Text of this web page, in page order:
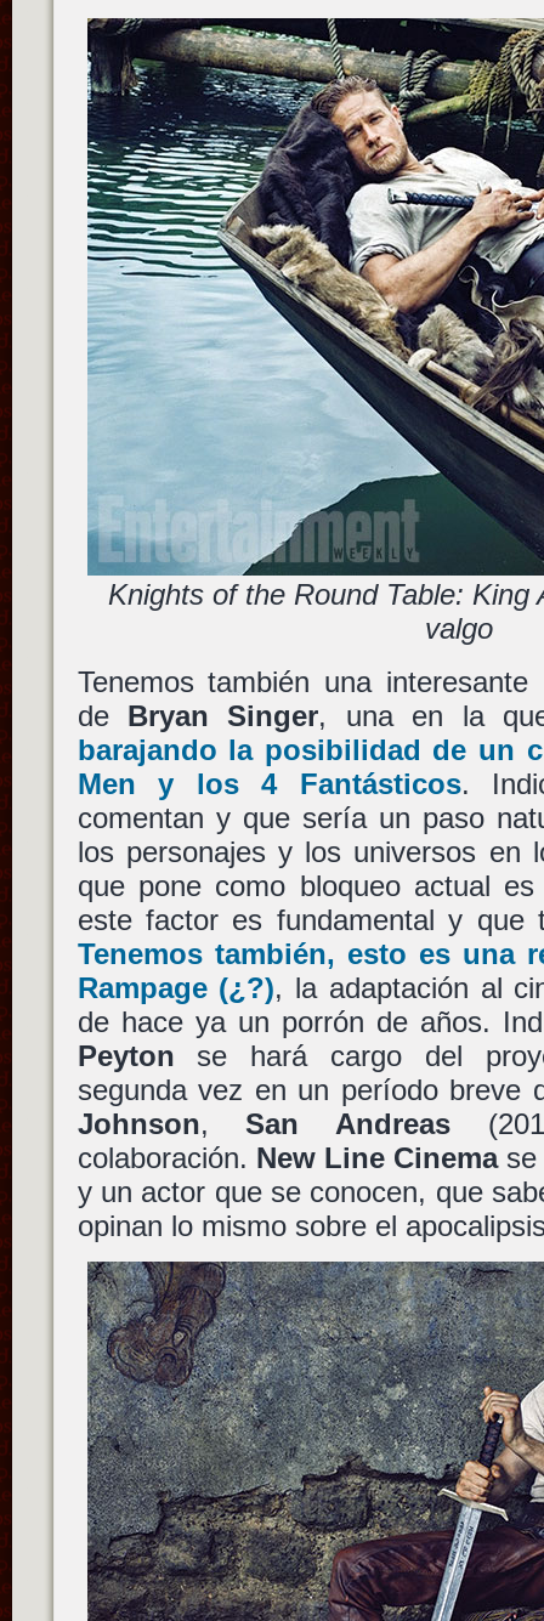
Knights of the Round Table:
valgo
Tenemos también una
de Bryan Singer, una en la
barajando la posibilidad de un
Men y los4 Fantásticos.
comentan y que sería un paso
los personajes y los universos en
que pone como bloqueo actual
este factor es fundamental y que
Tenemos también, esto es una
Rampage(¿?), la adaptación al
de hace ya un porrón de años.
Peyton se hará cargo del
segunda vez en un período breve
Johnson,San Andreas
colaboración. New Line Cinemase
y un actor que se conocen, que
opinan lo mismo sobre el